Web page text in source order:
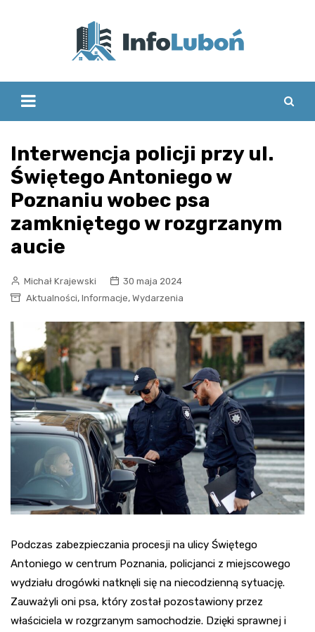
Interwencja policji przy ul.
Świętego Antoniego w
Poznaniu wobec psa
zamkniętego w rozgrzanym
aucie
Michał Krajewski
30 maja 2024
Aktualności, Informacje, Wydarzenia
Podczas zabezpieczania procesji na ulicy Świętego
Antoniego w centrum Poznania, policjanci z miejscowego
wydziału drogówki natknęli się na niecodzienną sytuację.
Zauważyli oni psa, który został pozostawiony przez
właściciela w rozgrzanym samochodzie. Dzięki sprawnej i